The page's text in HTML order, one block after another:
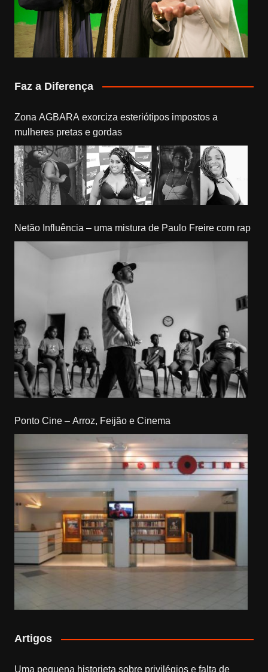
Faz a Diferença
Zona AGBARA exorciza esteriótipos impostos a
mulheres pretas e gordas
Netão Influência – uma mistura de Paulo Freire com rap
Ponto Cine – Arroz, Feijão e Cinema
Artigos
Uma pequena historieta sobre privilégios e falta de